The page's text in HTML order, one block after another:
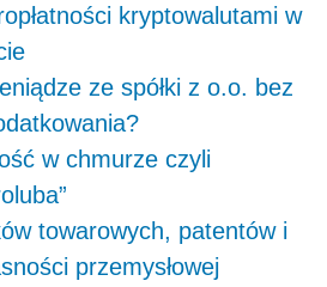
kryptowalutami w
ze spółki z o.o. bez
w chmurze czyli
towarowych, patentów i
przemysłowej